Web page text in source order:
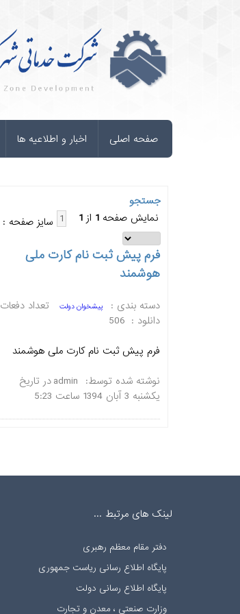
صفحه اصلی اخبار و اطلاعیه ها
جستجو
نمایش صفحه1 از1
1 سایز صفحه :
فرم پیش ثبت نام کارت ملی
هوشمند
دسته بندی : پیشخوان دولت
تعداد دفعات
دانلود : 506
فرم پیش ثبت نام کارت ملی هوشمند
نوشته شده توسط: admin در تاریخ
یکشنبه 3 آبان 1394 ساعت 5:23
لینک های مرتبط ...
دفتر مقام معظم رهبری
پایگاه اطلاع رسانی ریاست جمهوری
پایگاه اطلاع رسانی دولت
وزارت صنعتی ، معدن و تجارت